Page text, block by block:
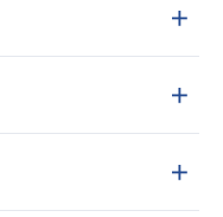
＋
＋
＋